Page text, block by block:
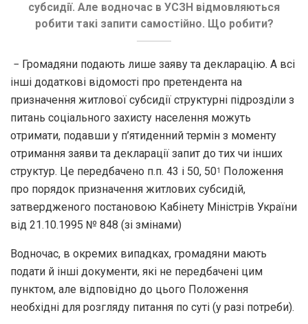
субсидії. Але водночас в УСЗН відмовляються
робити такі запити самостійно. Що робити?
− Громадяни подають лише заяву та декларацію. А всі
інші додаткові відомості про претендента на
призначення житлової субсидії структурні підрозділи з
питань соціального захисту населення можуть
отримати, подавши у п’ятиденний термін з моменту
отримання заяви та декларації запит до тих чи інших
структур. Це передбачено п.п. 43 і 50, 501
Положення
про порядок призначення житлових субсидій,
затвердженого постановою Кабінету Міністрів України
від 21.10.1995 № 848 (зі змінами)
Водночас, в окремих випадках, громадяни мають
подати й інші документи, які не передбачені цим
пунктом, але відповідно до цього Положення
необхідні для розгляду питання по суті (у разі потреби).